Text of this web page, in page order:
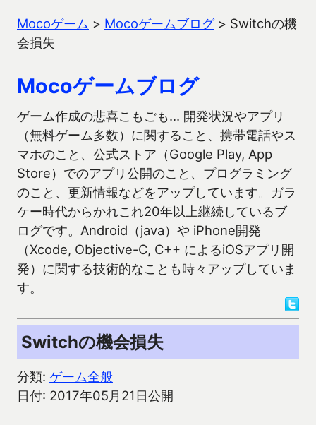
Mocoゲーム > Mocoゲームブログ> Switchの機
会損失
Mocoゲームブログ
ゲーム作成の悲喜こもごも… 開発状況やアプリ
（無料ゲーム多数）に関すること、携帯電話やス
マホのこと、公式ストア（Google Play, App
Store）でのアプリ公開のこと、プログラミング
のこと、更新情報などをアップしています。ガラ
ケー時代からかれこれ20年以上継続しているブ
ログです。Android（java）や iPhone開発
（Xcode, Objective-C, C++ によるiOSアプリ開
発）に関する技術的なことも時々アップしていま
す。
Switchの機会損失
分類: ゲーム全般
日付: 2017年05月21日公開